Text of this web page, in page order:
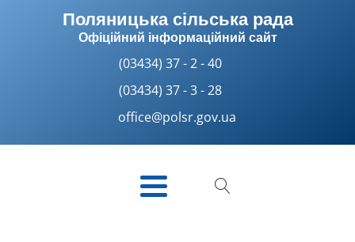
Поляницька сільська рада
Офіційний інформаційний сайт
(03434) 37 - 2 - 40
(03434) 37 - 3 - 28
office@polsr.gov.ua